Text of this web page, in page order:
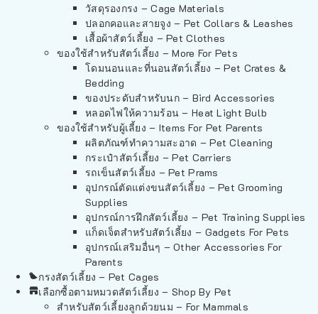
วัสดุรองกรง – Cage Materials
ปลอกคอและสายจูง – Pet Collars & Leashes
เสื้อผ้าสัตว์เลี้ยง – Pet Clothes
ของใช้สำหรับสัตว์เลี้ยง – More For Pets
โดมนอนและที่นอนสัตว์เลี้ยง – Pet Crates &
Bedding
ของประดับสำหรับนก – Bird Accessories
หลอดไฟให้ความร้อน – Heat Light Bulb
ของใช้สำหรับผู้เลี้ยง – Items For Pet Parents
ผลิตภัณฑ์ทำความสะอาด – Pet Cleaning
กระเป๋าสัตว์เลี้ยง – Pet Carriers
รถเข็นสัตว์เลี้ยง – Pet Prams
อุปกรณ์ตัดแต่งขนสัตว์เลี้ยง – Pet Grooming
Supplies
อุปกรณ์การฝึกสัตว์เลี้ยง – Pet Training Supplies
แก็ดเจ็ตสำหรับสัตว์เลี้ยง – Gadgets For Pets
อุปกรณ์เสริมอื่นๆ – Other Accessories For
Parents
กรงสัตว์เลี้ยง – Pet Cages
เลือกซื้อตามหมวดสัตว์เลี้ยง – Shop By Pet
สำหรับสัตว์เลี้ยงลูกด้วยนม – For Mammals